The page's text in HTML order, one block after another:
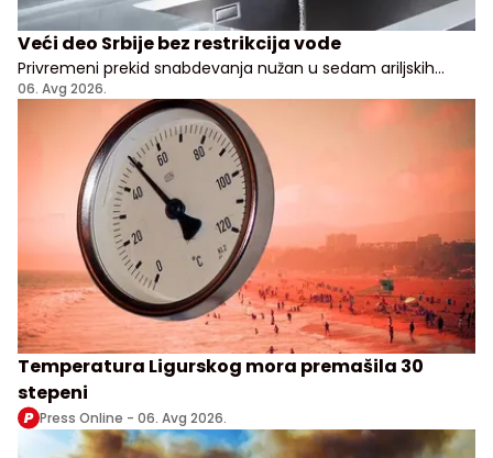
Veći deo Srbije bez restrikcija vode
Privremeni prekid snabdevanja nužan u sedam ariljskih
naselja
06. Avg 2026.
Temperatura Ligurskog mora premašila 30
stepeni
Press Online - 06. Avg 2026.